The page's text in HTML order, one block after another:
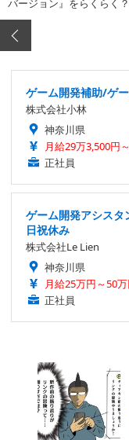
バージョン』をらくらく
ゲーム開発補助/ゲ
株式会社小林
神奈川県
月給29万3,500円
正社員
ゲーム開発アシス
日祝休み
株式会社Le Lien
神奈川県
月給25万円～50
正社員